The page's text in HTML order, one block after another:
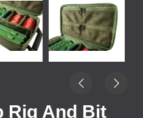
Rig And Bit